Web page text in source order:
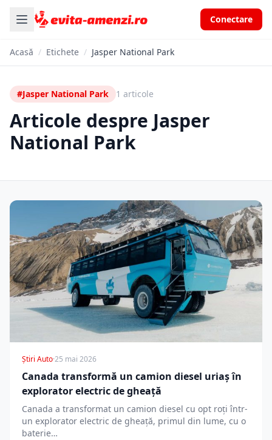
Conectare
Acasă / Etichete / Jasper National Park
#Jasper National Park 1 articole
Articole despre Jasper
National Park
Știri Auto·25 mai 2026
Canada transformă un camion diesel uriaș în
explorator electric de gheață
Canada a transformat un camion diesel cu opt roți într-
un explorator electric de gheață, primul din lume, cu o
baterie…